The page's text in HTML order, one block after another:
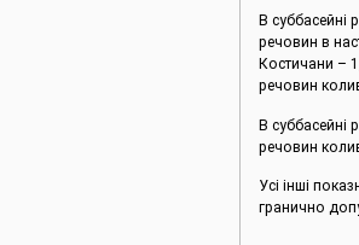
В суббасейні
речовин в
Костичани –
речовин
В суббасейні
речовин
Усі інші
гранично